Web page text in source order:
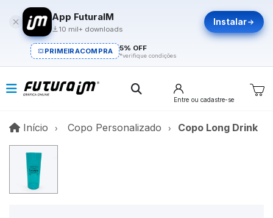
App FuturaIM
10 mil+ downloads
Instalar
PRIMEIRACOMPRA 5% OFF
*verifique condições
Entre ou cadastre-se
Início InícioCopo Personalizado Copo Long Drink